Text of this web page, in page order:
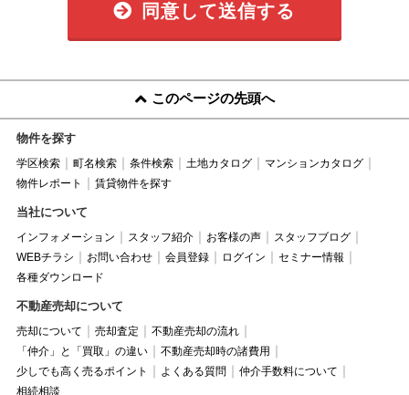
同意して送信する
このページの先頭へ
物件を探す
学区検索 町名検索 条件検索 土地カタログ
マンションカタログ
物件レポート
賃貸物件を探す
当社について
インフォメーション スタッフ紹介 お客様の声
スタッフブログ
WEBチラシ
お問い合わせ 会員登録 ログイン
セミナー情報
各種ダウンロード
不動産売却について
売却について 売却査定
不動産売却の流れ
「仲介」と「買取」の違い
不動産売却時の諸費用
少しでも高く売るポイント
よくある質問
仲介手数料について
相続相談